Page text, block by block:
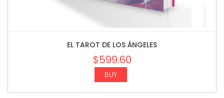
EL TAROT DE LOS ÁNGELES
$599.60
BUY